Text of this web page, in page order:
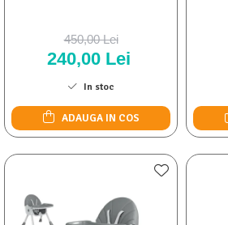
450,00 Lei
240,00 Lei
In stoc
ADAUGA IN COS